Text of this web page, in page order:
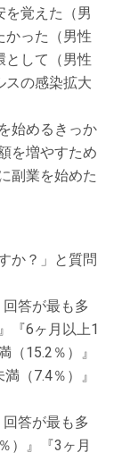
を覚えた（男
かった（男性
として（男性
スの感染拡大
始めるきっか
を増やすため
副業を始めた
か？」と質問
答が最も多
『6ヶ月以上1
（15.2％）』
（7.4％）』
答が最も多
）』『3ヶ月